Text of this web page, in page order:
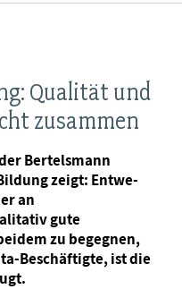
Qualität und
zusammen
Bertelsmann
zeigt: Entwe-
an
gute
zu begegnen,
Beschäftigte, ist die